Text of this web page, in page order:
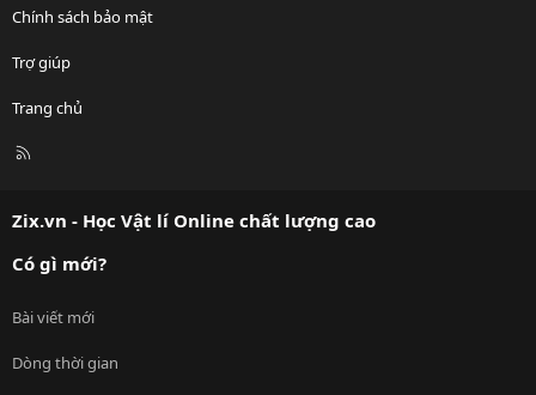
Chính sách bảo mật
Trợ giúp
Trang chủ
R
Zix.vn - Học Vật lí Online chất lượng cao
Có gì mới?
Bài viết mới
Dòng thời gian